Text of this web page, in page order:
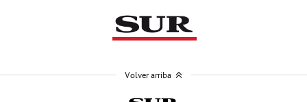
Volver arriba